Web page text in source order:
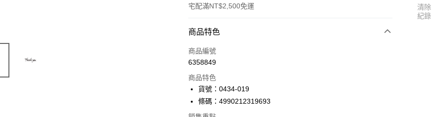
宅配滿NT$2,500免運
付款方式
信用卡一次付款
街口支付
悠遊付
商品特色
商品編號
6358849
商品特色
貨號：0434-019
條碼：4990212319693
清除
紀錄